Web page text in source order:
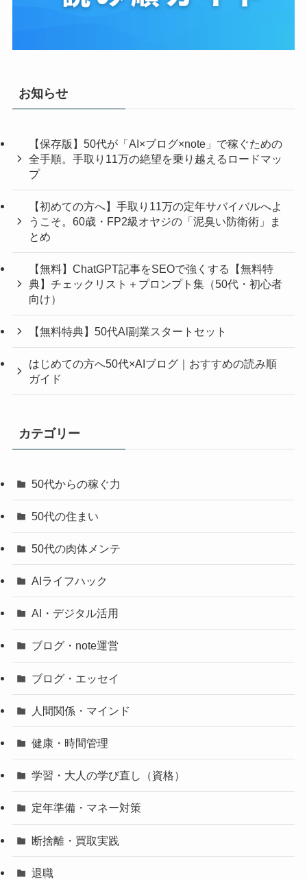
お知らせ
【保存版】50代が「AI×ブログ×note」で稼ぐための
全手順。手取り11万の絶望を乗り越えるロードマッ
プ
【初めての方へ】手取り11万の定年サバイバルへよ
うこそ。60歳・FP2級オヤジの「泥臭い防衛術」ま
とめ
【無料】ChatGPT記事をSEOで強くする【無料特
典】チェックリスト＋プロンプト集（50代・初心者
向け）
【無料特典】50代AI副業スタートセット
はじめての方へ50代×AIブログ｜おすすめの読み順
ガイド
カテゴリー
50代からの稼ぐ力
50代の住まい
50代の肉体メンテ
AIライフハック
AI・デジタル活用
ブログ・note運営
ブログ・エッセイ
人間関係・マインド
健康・時間管理
学習・大人の学び直し（資格）
定年準備・マネー対策
断捨離・買取実践
退職